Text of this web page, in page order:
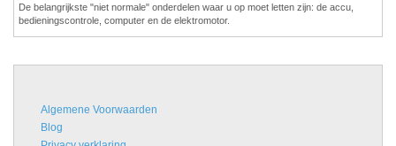
De belangrijkste "niet normale" onderdelen waar u op moet letten zijn: de accu,
bedieningscontrole, computer en de elektromotor.
Algemene Voorwaarden
Blog